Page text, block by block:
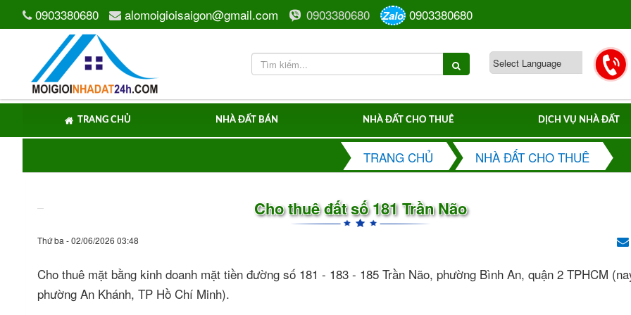
0903380680 alomoigioisaigon@gmail.com 0903380680 Zalo 0903380680
TRANG CHỦ NHÀ ĐẤT BÁN NHÀ ĐẤT CHO THUÊ DỊCH VỤ NHÀ ĐẤT
TRANG CHỦ NHÀ ĐẤT CHO THUÊ
Cho thuê đất số 181 Trần Não
Thứ ba - 02/06/2026 03:48
Cho thuê mặt bằng kinh doanh mặt tiền đường số 181 - 183 - 185 Trần Não, phường Bình An, quận 2 TPHCM
phường An Khánh, TP Hồ Chí Minh).